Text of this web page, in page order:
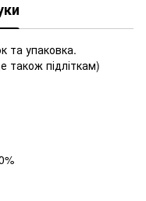
та упаковка.
також підліткам)